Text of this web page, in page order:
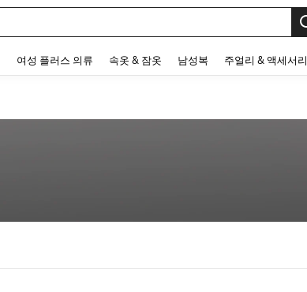
여성 플러스 의류 속옷 & 잠옷 남성복 주얼리 & 액세서리